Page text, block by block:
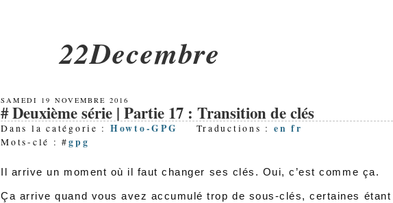
22Decembre
SAMEDI 19 NOVEMBRE 2016
Deuxième série | Partie 17 : Transition de clés
Dans la catégorie : Howto-GPG Traductions : en fr
Mots-clé : #gpg
Il arrive un moment où il faut changer ses clés. Oui, c’est comme ça.
Ça arrive quand vous avez accumulé trop de sous-clés, certaines étant